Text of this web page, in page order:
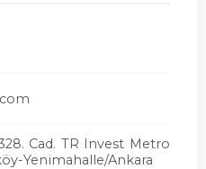
Cad. TR Invest Metro
Yenimahalle/Ankara